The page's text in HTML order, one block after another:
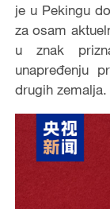
je u Pekingu
za osam
u znak
unapređenju
drugih zemalja.